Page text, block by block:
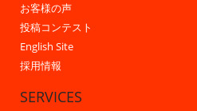
お客様の声
投稿コンテスト
English Site
採用情報
SERVICES